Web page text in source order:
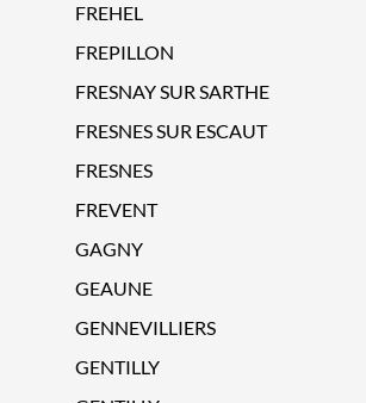
FREHEL
FREPILLON
FRESNAY SUR SARTHE
FRESNES SUR ESCAUT
FRESNES
FREVENT
GAGNY
GEAUNE
GENNEVILLIERS
GENTILLY